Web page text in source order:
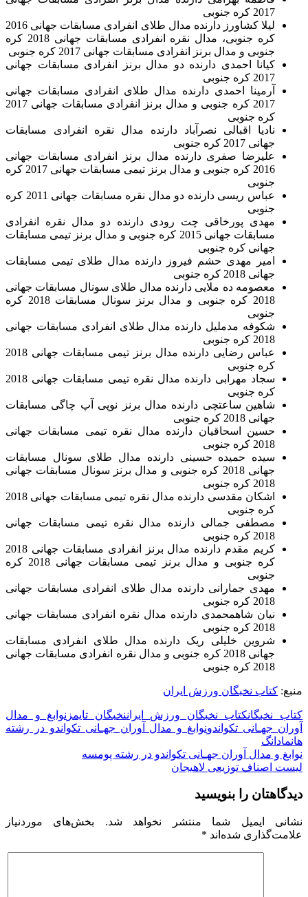
2017 کره جنوبی
لیلا کشاورز دارنده مدال طلای انفرادی مسابقات جهانی 2016
کره جنوبی، مدال نقره انفرادی مسابقات جهانی 2018 کره
جنوبی و مدال برنز انفرادی مسابقات جهانی 2017 کره جنوبی
کیانا احمدی دارنده دو مدال برنز انفرادی مسابقات جهانی
2017 کره جنوبی
آرمینا احمدی دارنده مدال طلای انفرادی مسابقات جهانی
2017 کره جنوبی و مدال برنز انفرادی مسابقات جهانی 2017
کره جنوبی
نادیا اقبالی نصرآباد دارنده مدال نقره انفرادی مسابقات
جهانی 2017 کره جنوبی
علیرضا صفری دارنده مدال برنز انفرادی مسابقات جهانی
2016 کره جنوبی و مدال برنز تیمی مسابقات جهانی 2017 کره
جنوبی
عباس ریسی دارنده دو مدال نقره مسابقات جهانی 2011 کره
جنوبی
مهدی پورخاقی چت رودی دارنده دو مدال نقره انفرادی
مسابقات جهانی 2015 کره جنوبی و مدال برنز تیمی مسابقات
جهانی کره جنوبی
امیر مهدی حشم فیروز دارنده مدال طلای تیمی مسابقات
جهانی 2018 کره جنوبی
معصومه ده ملایی دارنده مدال طلای سونال مسابقات جهانی
2018 کره جنوبی و مدال برنز سونال مسابقات 2018 کره
جنوبی
شکوفه مدملیل دارنده مدال طلای انفرادی مسابقات جهانی
2018 کره جنوبی
عباس رضایی دارنده مدال برنز تیمی مسابقات جهانی 2018
کره جنوبی
سجاد مهرابی دارنده مدال نقره تیمی مسابقات جهانی 2018
کره جنوبی
شاهین ساعتچی دارنده مدال برنز نوپی آپ چاگی مسابقات
جهانی 2018 کره جنوبی
حسین اسحاقیان دارنده مدال نقره تیمی مسابقات جهانی
2018 کره جنوبی
سیده حمیده حسینی دارنده مدال طلای سونال مسابقات
جهانی 2018 کره جنوبی و مدال برنز سونال مسابقات جهانی
2018 کره جنوبی
اشکان مقدسی دارنده مدال نقره تیمی مسابقات جهانی 2018
کره جنوبی
مصطفی جمالی دارنده مدال نقره تیمی مسابقات جهانی
2018 کره جنوبی
کریم مقدم دارنده مدال برنز انفرادی مسابقات جهانی 2018
کره جنوبی و مدال برنز تیمی مسابقات جهانی 2018 کره
جنوبی
مهدی جمارانی دارنده مدال طلای انفرادی مسابقات جهانی
2018 کره جنوبی
نیان شاهمحمدی دارنده مدال نقره انفرادی مسابقات جهانی
2018 کره جنوبی
شروین خلیلی ریک دارنده مدال طلای انفرادی مسابقات
جهانی 2018 کره جنوبی و مدال نقره انفرادی مسابقات جهانی
2018 کره جنوبی
منبع: کتاب نخبگان ورزش ایران
کتاب نخبگانکتاب نخبگان ورزش ایراننخبگان تایمز نوابغ و مدال
آوران جهـانی تکواندونوابغ و مدال آوران جهـانی تکواندو در رشته
هانمادانگ
راهبری
نوشته
نوابغ و مدال آوران جهـانی تکواندو در رشته پومسه
لیست اصناف توزیعی لاهیجان
دیدگاهتان را بنویسید
نشانی ایمیل شما منتشر نخواهد شد.
بخش‌های موردنیاز
علامت‌گذاری شده‌اند *